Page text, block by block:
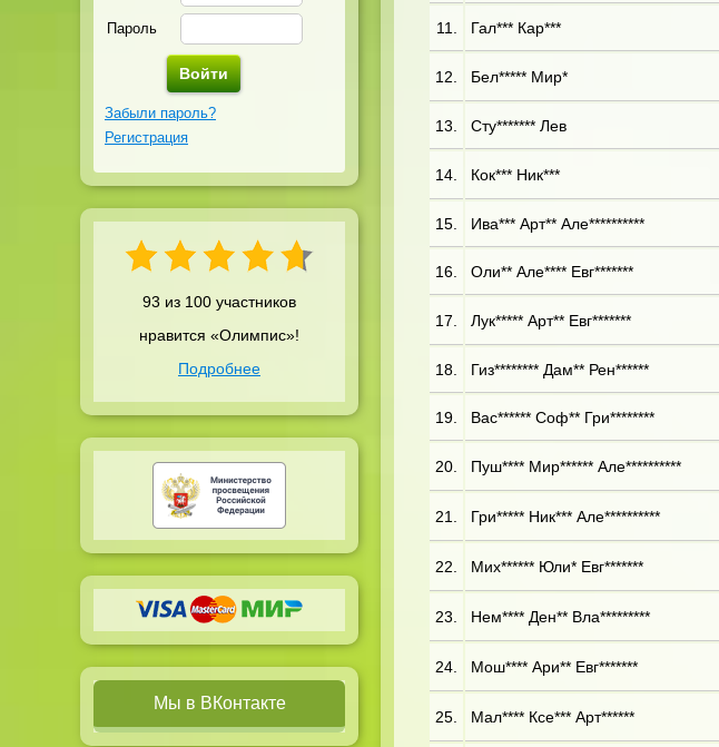
Пароль
Забыли пароль?
Регистрация
93 из 100 участников
нравится «Олимпис»!
Подробнее
Мы в ВКонтакте
11. Гал*** Кар***
12. Бел***** Мир*
13. Сту******* Лев
14. Кок*** Ник***
15. Ива*** Арт** Але**********
16. Оли** Але**** Евг*******
17. Лук***** Арт** Евг*******
18. Гиз******** Дам** Рен******
19. Вас****** Соф** Гри********
20. Пуш**** Мир****** Але**********
21. Гри***** Ник*** Але**********
22. Мих****** Юли* Евг*******
23. Нем**** Ден** Вла*********
24. Мош**** Ари** Евг*******
25. Мал**** Ксе*** Арт******